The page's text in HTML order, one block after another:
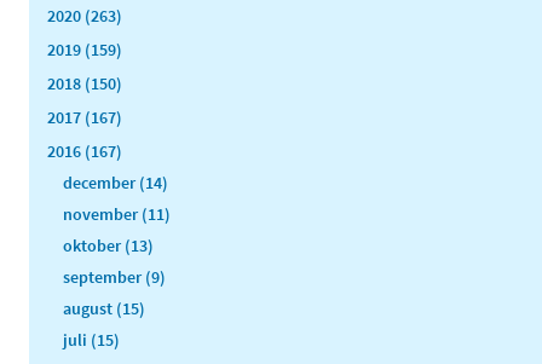
2020 (263)
2019 (159)
2018 (150)
2017 (167)
2016 (167)
december (14)
november (11)
oktober (13)
september (9)
august (15)
juli (15)